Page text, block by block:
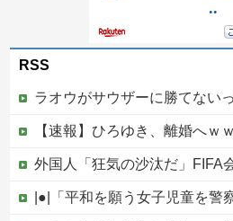
RSS
ラオウがサウザーに勝てないっ
【速報】ひろゆき、離婚へｗ
外国人「狂気の沙汰だ」FIFA会長、再選の支持見返りにモロッコへ2030年W杯
|●|「平和を願う女子児童を警察が取り押さえて移動させた」と市民団体